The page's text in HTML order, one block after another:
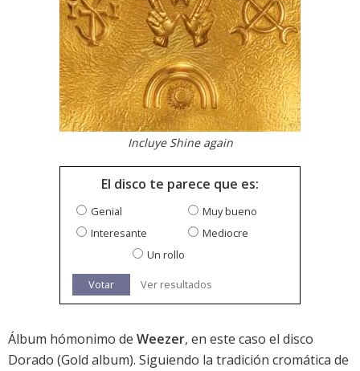
Incluye Shine again
El disco te parece que es:
Genial
Muy bueno
Interesante
Mediocre
Un rollo
Votar Ver resultados
Álbum hómonimo de Weezer, en este caso el disco
Dorado (Gold album). Siguiendo la tradición cromática de